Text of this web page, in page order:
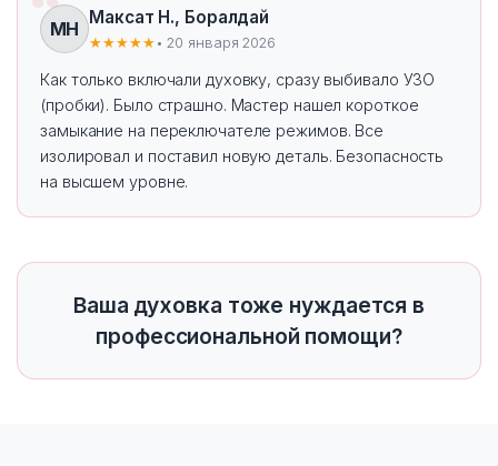
МН
Максат Н., Боралдай
★★★★★ • 20 января 2026
Как только включали духовку, сразу выбивало УЗО
(пробки). Было страшно. Мастер нашел короткое
замыкание на переключателе режимов. Все
изолировал и поставил новую деталь. Безопасность
на высшем уровне.
Ваша духовка тоже нуждается в
профессиональной помощи?